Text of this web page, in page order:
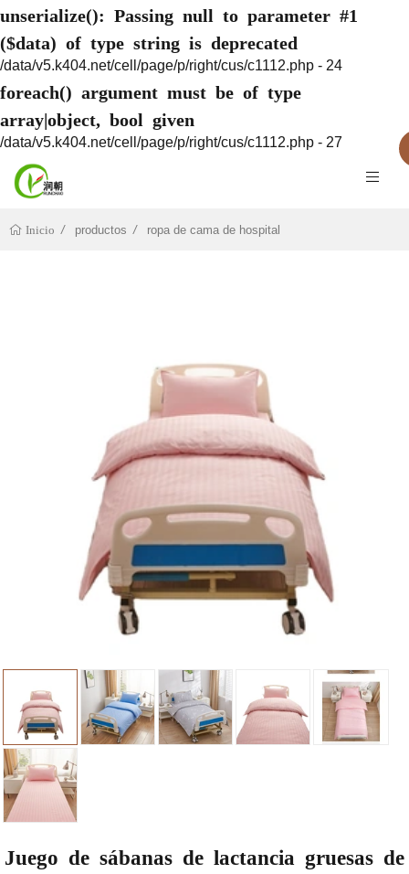
unserialize(): Passing null to parameter #1
($data) of type string is deprecated
/data/v5.k404.net/cell/page/p/right/cus/c1112.php - 24
foreach() argument must be of type
array|object, bool given
/data/v5.k404.net/cell/page/p/right/cus/c1112.php - 27
Inicio productos ropa de cama de hospital
Juego de sábanas de lactancia gruesas de